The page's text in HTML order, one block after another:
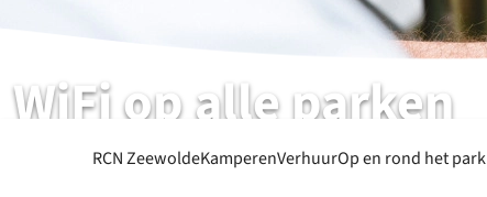
WiFi op alle parken
Ook tijdens je vakantie gebruikmaken van internet
RCN ZeewoldeKamperenVerhuurOp en rond het park